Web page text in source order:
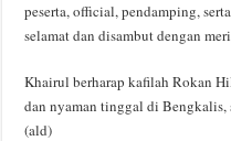
peserta, official, pendamping,
selamat dan disambut dengan
Khairul berharap kafilah Rokan
dan nyaman tinggal di Bengkalis,
(ald)